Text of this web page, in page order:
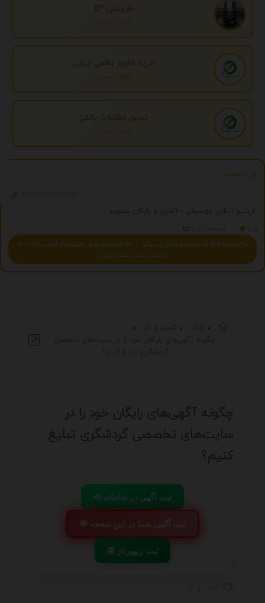
افزودنی EP
تهران، تهران
خرید فالوور واقعی ایرانی
تهران، تهران
تبدیل اطلاعات بانکی
تهران، تهران
پلی لیست
https://play.2059.ir
درج تبلیغ شما به صورت همزمان در بیش از 150 سایت و موتور جستجوگر ایرانی 2059 - با
یک تیر چندین نشان بزنید
چگونه آگهی‌های رایگان خود را در
سایت‌های تخصصی گردشگری تبلیغ
کنیم؟
📢 ثبت آگهی در سامانه
💬 ثبت آگهی شما در این صفحه
📰 ثبت ریپورتاژ